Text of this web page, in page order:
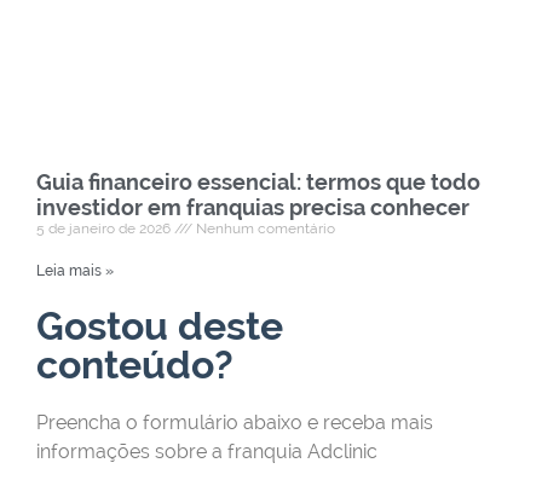
Guia financeiro essencial: termos que todo
investidor em franquias precisa conhecer
5 de janeiro de 2026 Nenhum comentário
Leia mais »
Gostou deste
conteúdo?
Preencha o formulário abaixo e receba mais
informações sobre a franquia Adclinic